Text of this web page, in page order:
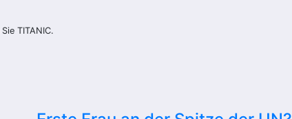
Sie TITANIC.